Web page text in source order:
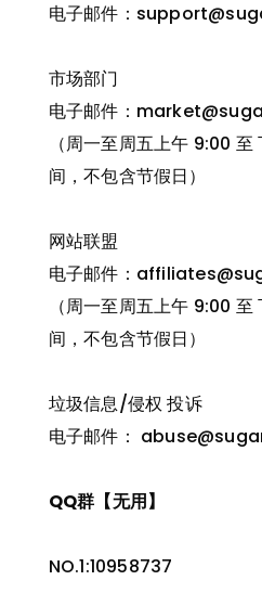
电子邮件：
市场部门
电子邮件：
（周一至周五上午 9:00
间，不包含节假日）
网站联盟
电子邮件：
（周一至周五上午 9:00
间，不包含节假日）
垃圾信息/侵权 投诉
电子邮件：
QQ群【无用】
NO.1:10958737